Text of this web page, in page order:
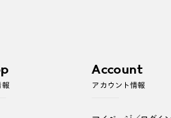
報
Account
アカウント情報